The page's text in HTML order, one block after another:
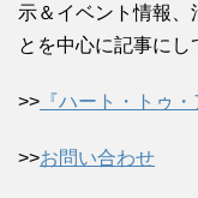
示＆イベント情報、
とを中心に記事にし
>> 『ハート・トゥ
>>お問い合わせ